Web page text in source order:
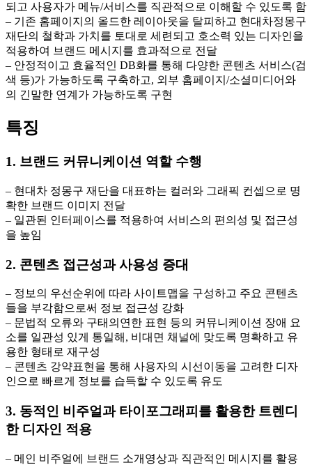
되고 사용자가 메뉴/서비스를 직관적으로 이해할 수 있도록 함
– 기존 홈페이지의 올드한 레이아웃을 탈피하고 현대차정몽구
재단의 철학과 가치를 토대로 세련되고 호소력 있는 디자인을
적용하여 브랜드 메시지를 효과적으로 전달
– 안정적이고 효율적인 DB화를 통해 다양한 콘텐츠 서비스(검
색 등)가 가능하도록 구축하고, 외부 홈페이지/소셜미디어와
의 긴말한 연계가 가능하도록 구현
특징
1. 브랜드 커뮤니케이션 역할 수행
– 현대차 정몽구 재단을 대표하는 컬러와 그래픽 컨셉으로 명
확한 브랜드 이미지 전달
– 일관된 인터페이스를 적용하여 서비스의 편의성 및 접근성
을 높임
2. 콘텐츠 접근성과 사용성 증대
– 정보의 우선순위에 따라 사이트맵을 구성하고 주요 콘텐츠
들을 부각함으로써 정보 접근성 강화
– 문법적 오류와 구태의연한 표현 등의 커뮤니케이션 장애 요
소를 일관성 있게 통일해, 비대면 채널에 맞도록 명확하고 유
용한 형태로 재구성
– 콘텐츠 강약표현을 통해 사용자의 시선이동을 고려한 디자
인으로 빠르게 정보를 습득할 수 있도록 유도
3. 동적인 비주얼과 타이포그래피를 활용한 트렌디
한 디자인 적용
– 메인 비주얼에 브랜드 소개영상과 직관적인 메시지를 활용